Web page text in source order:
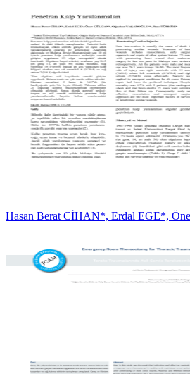
Hasan Berat CİHAN*, Erdal EGE*,